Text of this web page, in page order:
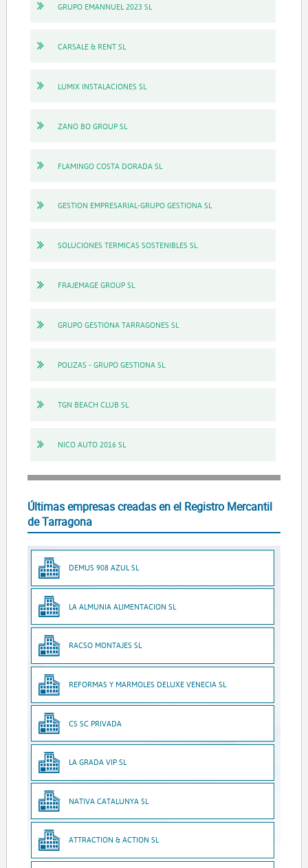
GRUPO EMANNUEL 2023 SL
CARSALE & RENT SL
LUMIX INSTALACIONES SL
ZANO BO GROUP SL
FLAMINGO COSTA DORADA SL
GESTION EMPRESARIAL-GRUPO GESTIONA SL
SOLUCIONES TERMICAS SOSTENIBLES SL
FRAJEMAGE GROUP SL
GRUPO GESTIONA TARRAGONES SL
POLIZAS - GRUPO GESTIONA SL
TGN BEACH CLUB SL
NICO AUTO 2016 SL
Últimas empresas creadas en el Registro Mercantil
de Tarragona
DEMUS 908 AZUL SL
LA ALMUNIA ALIMENTACION SL
RACSO MONTAJES SL
REFORMAS Y MARMOLES DELUXE VENECIA SL
CS SC PRIVADA
LA GRADA VIP SL
NATIVA CATALUNYA SL
ATTRACTION & ACTION SL